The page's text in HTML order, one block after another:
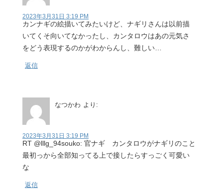
2023年3月31日 3:19 PM
カンナギの絵描いてみたいけど、ナギリさんは以前描
いてくそ向いてなかったし、カンタロウはあの元気さ
をどう表現するのかがわからんし、難しい…
返信
なつかわ より:
2023年3月31日 3:19 PM
RT @lllg_94souko: 官ナギ カンタロウがナギリのこと
最初っから全部知ってる上で接したらすっごく可愛い
な
返信